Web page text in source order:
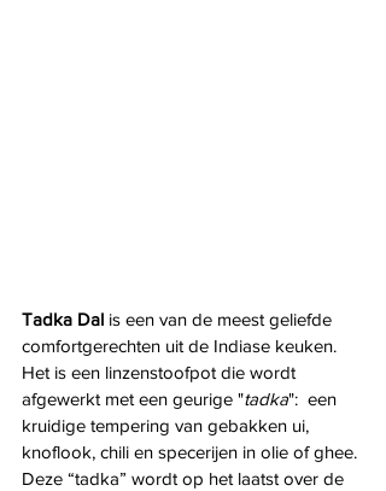
Tadka Dal is een van de meest geliefde
comfortgerechten uit de Indiase keuken.
Het is een linzenstoofpot die wordt
afgewerkt met een geurige "tadka":  een
kruidige tempering van gebakken ui,
knoflook, chili en specerijen in olie of ghee.
Deze “tadka” wordt op het laatst over de